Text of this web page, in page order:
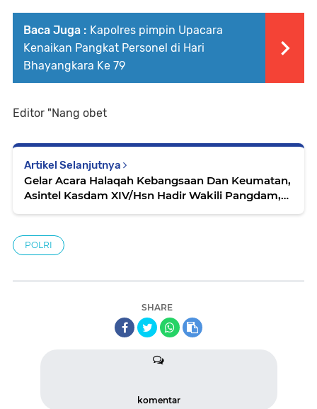
Baca Juga : Kapolres pimpin Upacara
Kenaikan Pangkat Personel di Hari
Bhayangkara Ke 79
Editor "Nang obet
Artikel Selanjutnya
Gelar Acara Halaqah Kebangsaan Dan Keumatan,
Asintel Kasdam XIV/Hsn Hadir Wakili Pangdam,
POLRI
SHARE
komentar